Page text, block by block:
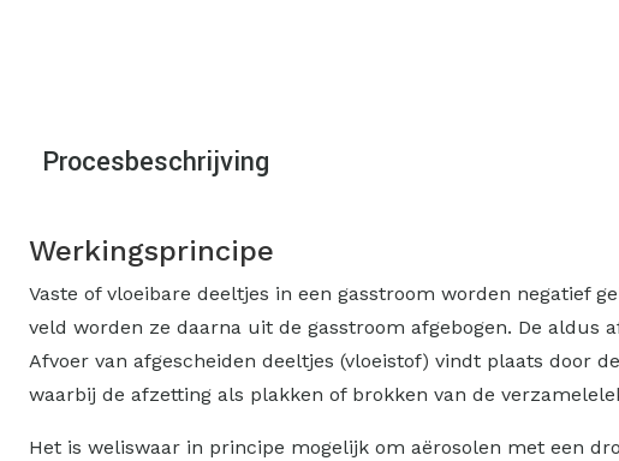
Procesbeschrijving
Werkingsprincipe
Vaste of vloeibare deeltjes in een gasstroom worden negatief
veld worden ze daarna uit de gasstroom afgebogen. De aldus
Afvoer van afgescheiden deeltjes (vloeistof) vindt plaats door
waarbij de afzetting als plakken of brokken van de
Het is weliswaar in principe mogelijk om aërosolen met een